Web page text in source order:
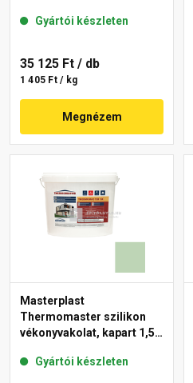
Gyártói készleten
35 125 Ft / db
1 405 Ft / kg
Megnézem
Masterplast
Thermomaster szilikon
vékonyvakolat, kapart 1,5
Gyártói készleten